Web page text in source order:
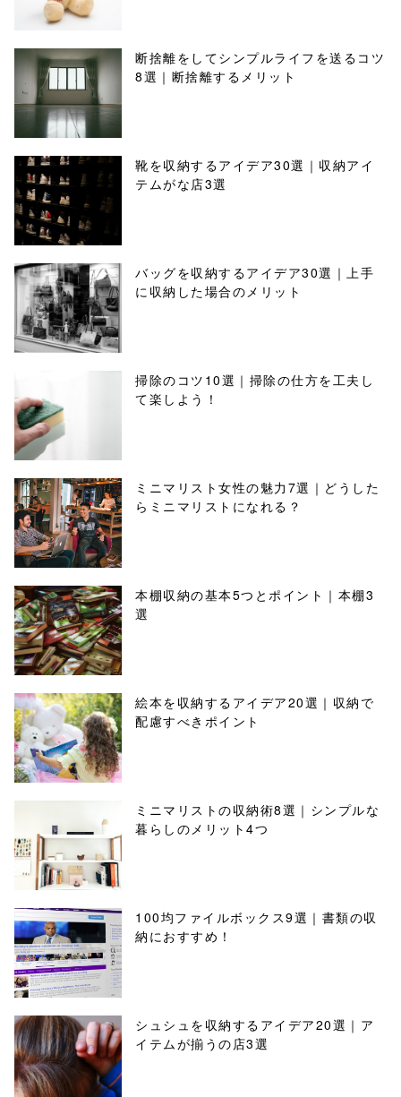
断捨離をしてシンプルライフを送るコツ
8選｜断捨離するメリット
靴を収納するアイデア30選｜収納アイ
テムがな店3選
バッグを収納するアイデア30選｜上手
に収納した場合のメリット
掃除のコツ10選｜掃除の仕方を工夫し
て楽しよう！
ミニマリスト女性の魅力7選｜どうした
らミニマリストになれる？
本棚収納の基本5つとポイント｜本棚3
選
絵本を収納するアイデア20選｜収納で
配慮すべきポイント
ミニマリストの収納術8選｜シンプルな
暮らしのメリット4つ
100均ファイルボックス9選｜書類の収
納におすすめ！
シュシュを収納するアイデア20選｜ア
イテムが揃うの店3選